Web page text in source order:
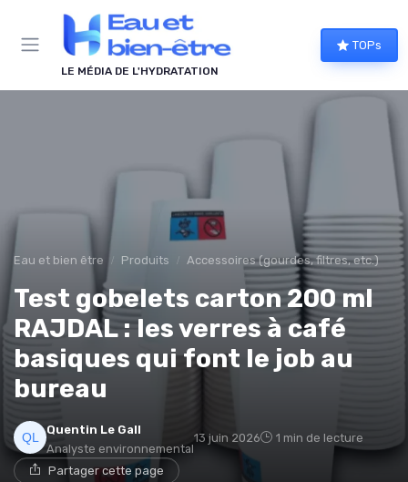
LE MÉDIA DE L'HYDRATATION
TOPs
Eau et bien être Produits Accessoires (gourdes, filtres, etc.)
Test gobelets carton 200 ml
RAJDAL : les verres à café
basiques qui font le job au
bureau
Quentin Le Gall
Analyste environnemental
13 juin 2026 1 min de lecture
Partager cette page
Panneau de gestion des cookies